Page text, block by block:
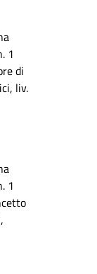
1
di
liv.
1